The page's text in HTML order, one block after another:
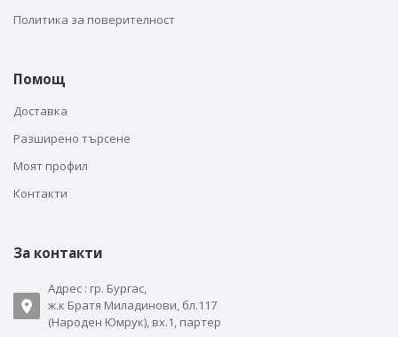
Политика за поверителност
Помощ
Доставка
Разширено търсене
Моят профил
Контакти
За контакти
Адрес : гр. Бургас,
ж.к Братя Миладинови, бл.117
(Народен Юмрук), вх.1, партер